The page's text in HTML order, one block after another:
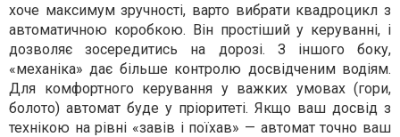
хоче максимум зручності, варто вибрати квадроцикл з
автоматичною коробкою. Він простіший у керуванні, і
дозволяє зосередитись на дорозі. З іншого боку,
«механіка» дає більше контролю досвідченим водіям.
Для комфортного керування у важких умовах (гори,
болото) автомат буде у пріоритеті. Якщо ваш досвід з
технікою на рівні «завів і поїхав» — автомат точно ваш